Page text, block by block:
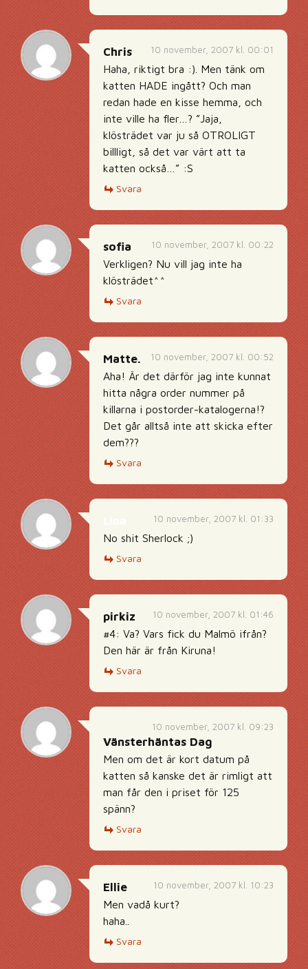
10 november, 2007 kl. 00:01
Chris
Haha, riktigt bra :). Men tänk om
katten HADE ingått? Och man
redan hade en kisse hemma, och
inte ville ha fler…? ”Jaja,
klösträdet var ju så OTROLIGT
billligt, så det var värt att ta
katten också…” :S
Svara
10 november, 2007 kl. 00:22
sofia
Verkligen? Nu vill jag inte ha
klösträdet^^
Svara
10 november, 2007 kl. 00:52
Matte.
Aha! Är det därför jag inte kunnat
hitta några order nummer på
killarna i postorder-katalogerna!?
Det går alltså inte att skicka efter
dem???
Svara
10 november, 2007 kl. 01:33
No shit Sherlock ;)
Svara
10 november, 2007 kl. 01:46
pirkiz
#4: Va? Vars fick du Malmö ifrån?
Den här är från Kiruna!
Svara
10 november, 2007 kl. 09:23
Vänsterhäntas Dag
Men om det är kort datum på
katten så kanske det är rimligt att
man får den i priset för 125
spänn?
Svara
10 november, 2007 kl. 10:23
Ellie
Men vadå kurt?
haha..
Svara